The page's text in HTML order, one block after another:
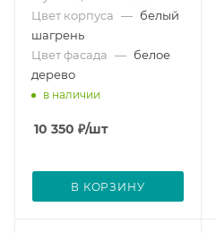
Цвет корпуса — белый
шагрень
Цвет фасада — белое
дерево
в наличии
10 350 ₽/шт
В КОРЗИНУ